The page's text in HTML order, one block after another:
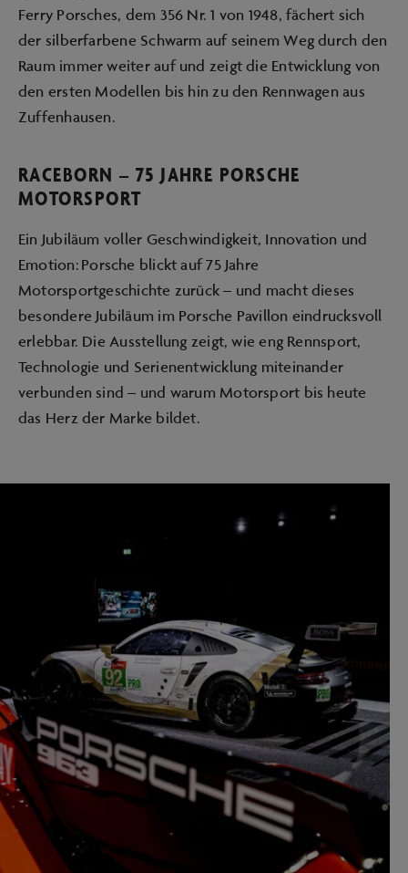
Ferry Porsches, dem 356 Nr. 1 von 1948, fächert sich
der silberfarbene Schwarm auf seinem Weg durch den
Raum immer weiter auf und zeigt die Entwicklung von
den ersten Modellen bis hin zu den Rennwagen aus
Zuffenhausen.
RACEBORN – 75 JAHRE PORSCHE
MOTORSPORT
Ein Jubiläum voller Geschwindigkeit, Innovation und
Emotion: Porsche blickt auf 75 Jahre
Motorsportgeschichte zurück – und macht dieses
besondere Jubiläum im Porsche Pavillon eindrucksvoll
erlebbar. Die Ausstellung zeigt, wie eng Rennsport,
Technologie und Serienentwicklung miteinander
verbunden sind – und warum Motorsport bis heute
das Herz der Marke bildet.